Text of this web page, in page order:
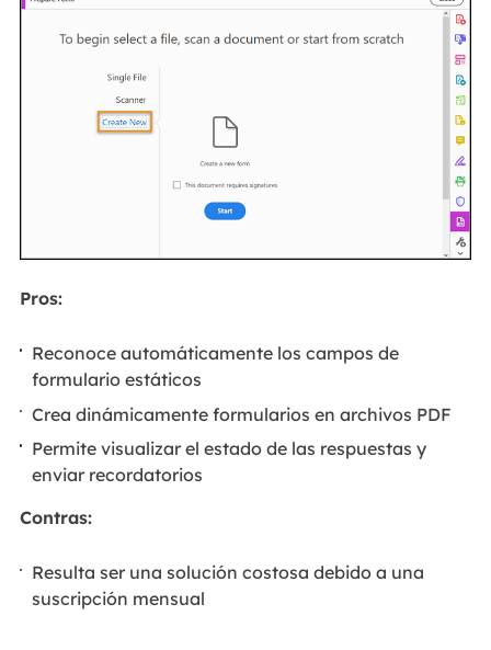
Pros:
Reconoce automáticamente los campos de
formulario estáticos
Crea dinámicamente formularios en archivos PDF
Permite visualizar el estado de las respuestas y
enviar recordatorios
Contras:
Resulta ser una solución costosa debido a una
suscripción mensual